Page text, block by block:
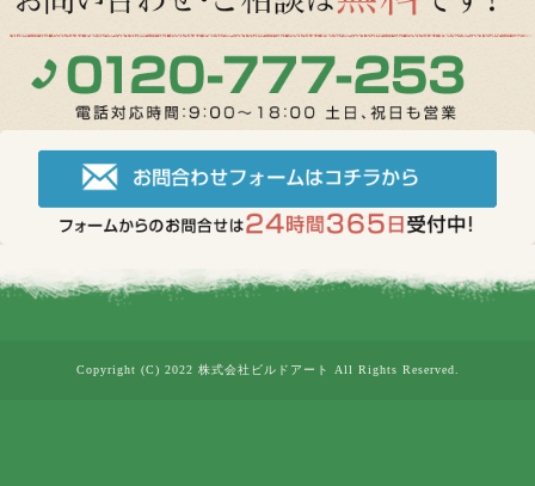
Copyright (C) 2022 株式会社ビルドアート All Rights Reserved.